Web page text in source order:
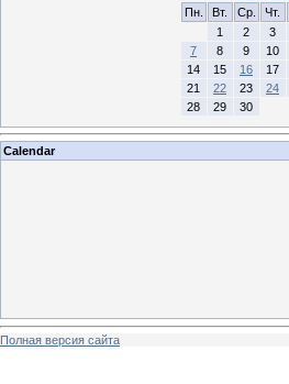
Пн.
Вт. Ср. Чт.
1
2 3
7
8 9 10
14
15 16 17
21
22 23 24
28
29 30
Calendar
Полная версия сайта